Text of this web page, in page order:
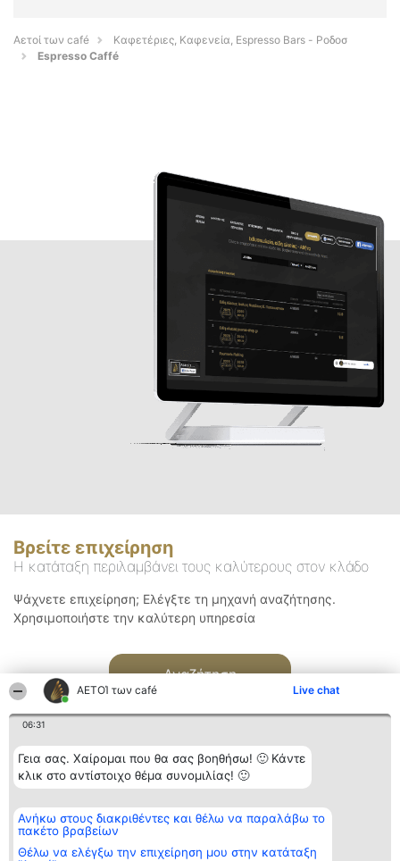
ΑΕΤΟΊ των café Live chat
06:31
Γεια σας. Χαίρομαι που θα σας βοηθήσω! 🙂 Κάντε
κλικ στο αντίστοιχο θέμα συνομιλίας! 🙂
Ανήκω στους διακριθέντες και θέλω να παραλάβω το
πακέτο βραβείων
Θέλω να ελέγξω την επιχείρηση μου στην κατάταξη
Αετοί των café
Καφετέριες, Καφενεία, Espresso Bars - Ροδοσ
Espresso Caffé
Βρείτε επιχείρηση
Η κατάταξη περιλαμβάνει τους καλύτερους στον κλάδο
Ψάχνετε επιχείρηση; Ελέγξτε τη μηχανή αναζήτησης.
Χρησιμοποιήστε την καλύτερη υπηρεσία
Αναζήτηση
Διοργανωτής της
κατάταξης
BEAUTIFUL COMPANY
ΤΗΛ. ΕΠΙΚΟΙΝΩΝΙΑΣ:
Κατάταξη
Διακριθέντες
των
διακριθέντων
Επικοινωνία
Επικοινωνία